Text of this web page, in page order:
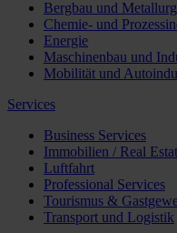
Bergbau und
Chemie- und
Energie
Maschinenbau und
Mobilität und
Services
Business Services
Immobilien / Real
Luftfahrt
Professional Services
Tourismus &
Transport und Logistik